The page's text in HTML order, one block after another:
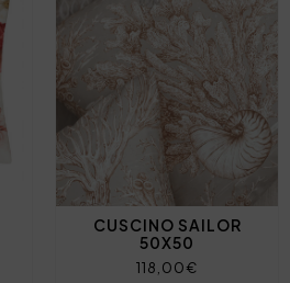
CUSCINO SAILOR
50X50
118,00€